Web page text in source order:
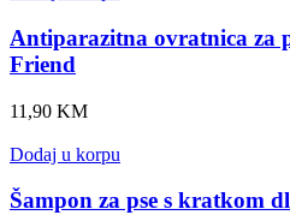
Antiparazitna ovratnica za
Friend
11,90 KM
Dodaj u korpu
Šampon za pse s kratkom